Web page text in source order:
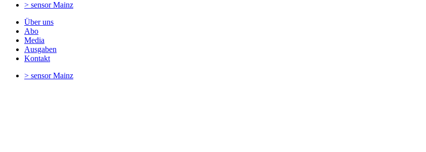
> sensorMainz
Über uns
Abo
Media
Ausgaben
Kontakt
> sensorMainz